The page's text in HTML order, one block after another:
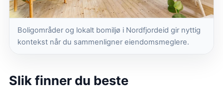
Boligområder og lokalt bomiljø i Nordfjordeid gir nyttig
kontekst når du sammenligner eiendomsmeglere.
Slik finner du beste